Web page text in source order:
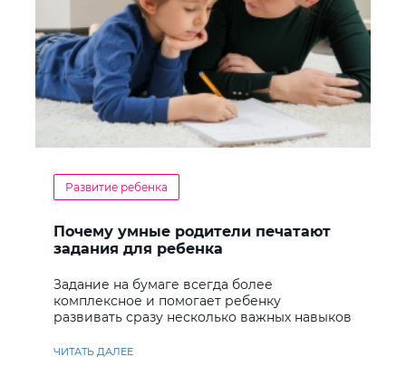
Развитие ребенка
Почему умные родители печатают
задания для ребенка
Задание на бумаге всегда более
комплексное и помогает ребенку
развивать сразу несколько важных навыков
ЧИТАТЬ ДАЛЕЕ